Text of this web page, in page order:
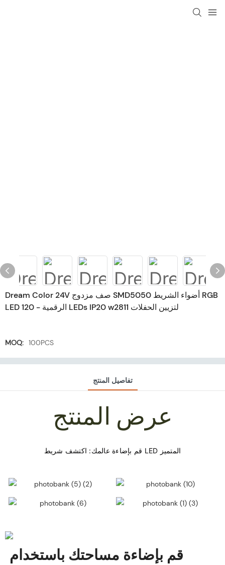
Dream Color 24V صف مزدوج SMD5050 أضواء الشريط RGB
LED الرقمية - 120 LEDs IP20 w2811 لتزيين الحفلات
MOQ: 100PCS
تفاصيل المنتج
عرض المنتج
قم بإضاءة مساحتك باستخدام